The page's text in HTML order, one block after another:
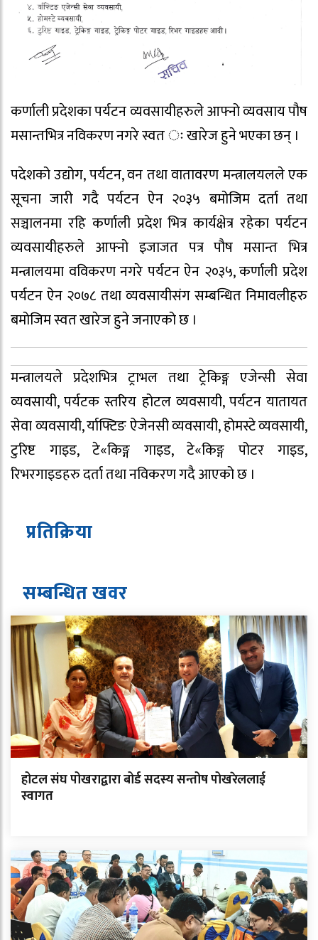
कर्णाली प्रदेशका पर्यटन व्यवसायीहरुले आफ्नो व्यवसाय पौष
मसान्तभित्र नविकरण नगरे स्वत ः खारेज हुने भएका छन् ।
पदेशको उद्योग, पर्यटन, वन तथा वातावरण मन्त्रालयलले एक
सूचना जारी गदै पर्यटन ऐन २०३५ बमोजिम दर्ता तथा
सञ्चालनमा रहि कर्णाली प्रदेश भित्र कार्यक्षेत्र रहेका पर्यटन
व्यवसायीहरुले आफ्नो इजाजत पत्र पौष मसान्त भित्र
मन्त्रालयमा वविकरण नगरे पर्यटन ऐन २०३५, कर्णाली प्रदेश
पर्यटन ऐन २०७८ तथा व्यवसायीसंग सम्बन्धित निमावलीहरु
बमोजिम स्वत खारेज हुने जनाएको छ ।
मन्त्रालयले प्रदेशभित्र ट्राभल तथा ट्रेकिङ्ग एजेन्सी सेवा
व्यवसायी, पर्यटक स्तरिय होटल व्यवसायी, पर्यटन यातायत
सेवा व्यवसायी, र्याफ्टिङ ऐजेनसी व्यवसायी, होमस्टे व्यवसायी,
टुरिष्ट गाइड, टे«किङ्ग गाइड, टे«किङ्ग पोटर गाइड,
रिभरगाइडहरु दर्ता तथा नविकरण गदै आएको छ ।
प्रतिक्रिया
सम्बन्धित खवर
होटल संघ पोखराद्वारा बोर्ड सदस्य सन्तोष पोखरेललाई
स्वागत